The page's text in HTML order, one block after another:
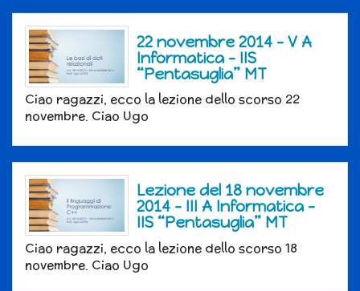
22 novembre 2014 – V A
Informatica – IIS
“Pentasuglia” MT
Ciao ragazzi, ecco la lezione dello scorso 22
novembre. Ciao Ugo
Lezione del 18 novembre
2014 – III A Informatica –
IIS “Pentasuglia” MT
Ciao ragazzi, ecco la lezione dello scorso 18
novembre. Ciao Ugo